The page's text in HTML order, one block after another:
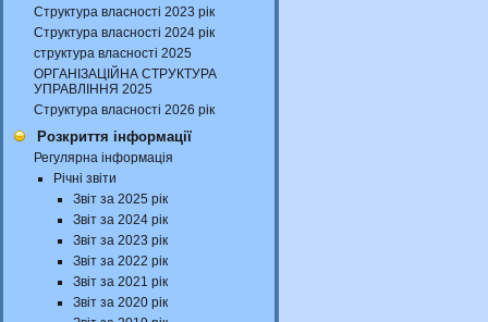
Структура власності 2023 рік
Структура власності 2024 рік
структура власності 2025
ОРГАНІЗАЦІЙНА СТРУКТУРА
УПРАВЛІННЯ 2025
Структура власності 2026 рік
Розкриття інформації
Регулярна інформація
Річні звіти
Звіт за 2025 рік
Звіт за 2024 рік
Звіт за 2023 рік
Звіт за 2022 рік
Звіт за 2021 рік
Звіт за 2020 рік